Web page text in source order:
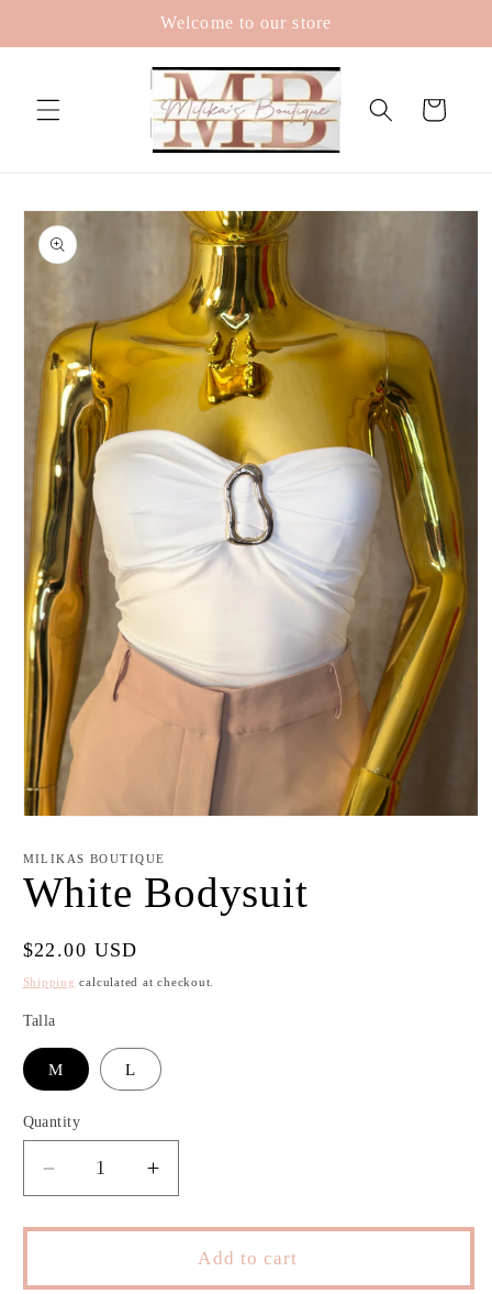
Welcome to our store
Cart
Skip to
product
information
1
modal
MILIKAS BOUTIQUE
White Bodysuit
Regular
price
$22.00 USD
Shipping calculated at checkout.
Talla
M L
Quantity
Decrease
quantity
for
Bodysuit
Increase
quantity
for
White
Bodysuit
Add to cart